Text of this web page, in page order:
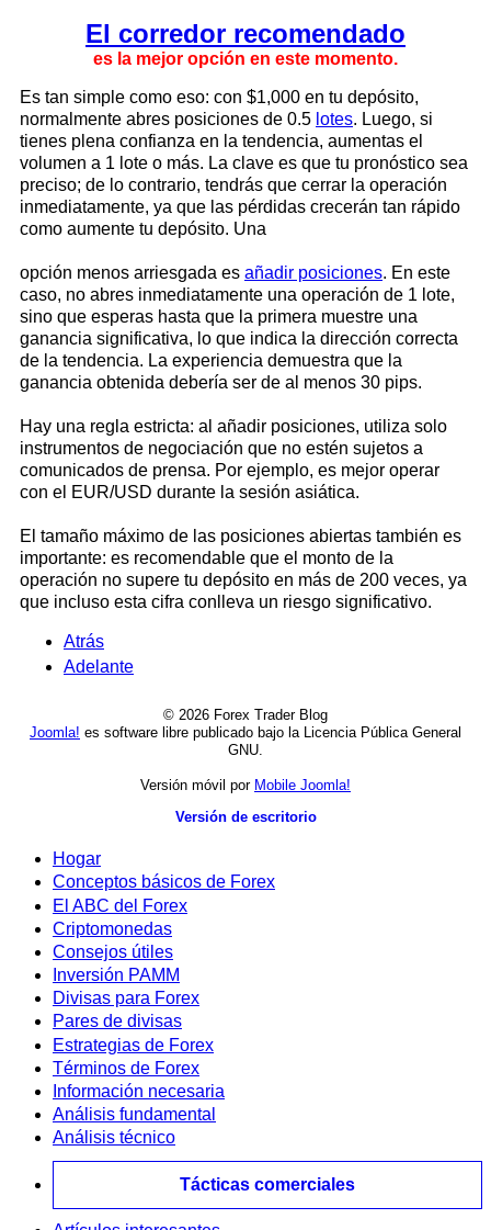
El corredor recomendado
es la mejor opción en este momento.
Es tan simple como eso: con $1,000 en tu depósito,
normalmente abres posiciones de 0.5 lotes. Luego, si
tienes plena confianza en la tendencia, aumentas el
volumen a 1 lote o más. La clave es que tu pronóstico sea
preciso; de lo contrario, tendrás que cerrar la operación
inmediatamente, ya que las pérdidas crecerán tan rápido
como aumente tu depósito. Una
opción menos arriesgada es añadir posiciones. En este
caso, no abres inmediatamente una operación de 1 lote,
sino que esperas hasta que la primera muestre una
ganancia significativa, lo que indica la dirección correcta
de la tendencia. La experiencia demuestra que la
ganancia obtenida debería ser de al menos 30 pips.
Hay una regla estricta: al añadir posiciones, utiliza solo
instrumentos de negociación que no estén sujetos a
comunicados de prensa. Por ejemplo, es mejor operar
con el EUR/USD durante la sesión asiática.
El tamaño máximo de las posiciones abiertas también es
importante: es recomendable que el monto de la
operación no supere tu depósito en más de 200 veces, ya
que incluso esta cifra conlleva un riesgo significativo.
Atrás
Adelante
© 2026 Forex Trader Blog
Joomla! es software libre publicado bajo la Licencia Pública General
GNU.
Versión móvil por Mobile Joomla!
Versión de escritorio
Hogar
Conceptos básicos de Forex
El ABC del Forex
Criptomonedas
Consejos útiles
Inversión PAMM
Divisas para Forex
Pares de divisas
Estrategias de Forex
Términos de Forex
Información necesaria
Análisis fundamental
Análisis técnico
Tácticas comerciales